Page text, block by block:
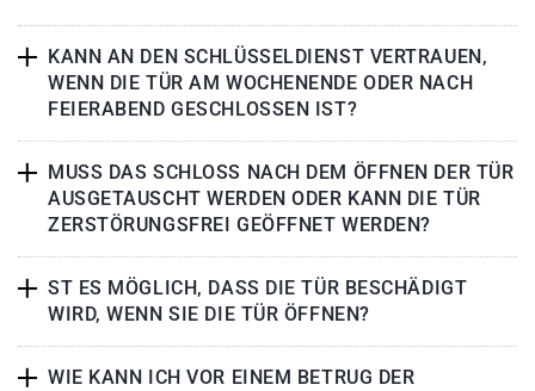
KANN AN DEN SCHLÜSSELDIENST VERTRAUEN,
WENN DIE TÜR AM WOCHENENDE ODER NACH
FEIERABEND GESCHLOSSEN IST?
MUSS DAS SCHLOSS NACH DEM ÖFFNEN DER TÜR
AUSGETAUSCHT WERDEN ODER KANN DIE TÜR
ZERSTÖRUNGSFREI GEÖFFNET WERDEN?
ST ES MÖGLICH, DASS DIE TÜR BESCHÄDIGT
WIRD, WENN SIE DIE TÜR ÖFFNEN?
WIE KANN ICH VOR EINEM BETRUG DER